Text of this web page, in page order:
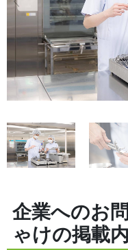
企業へのお
ゃけの掲載